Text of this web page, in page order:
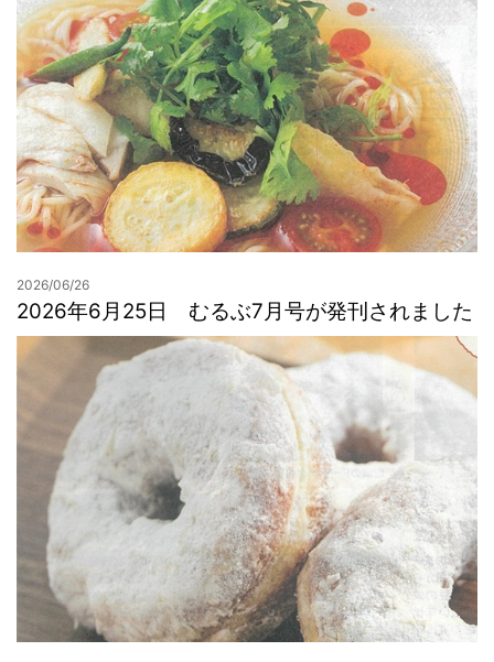
2026/06/26
2026年6月25日 むるぶ7月号が発刊されました